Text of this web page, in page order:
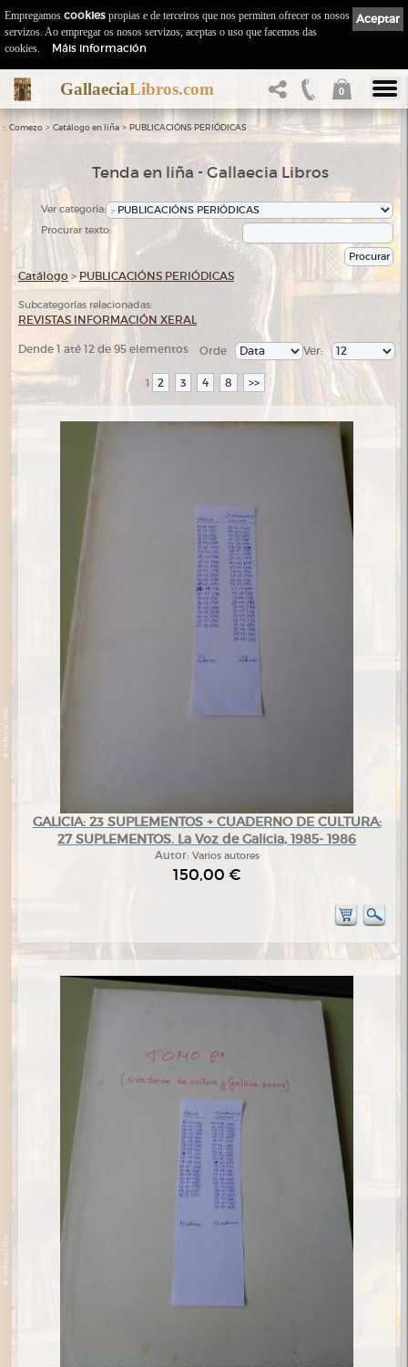
GallaeciaLibros.com 0
:: Comezo > Catálogo en liña > PUBLICACIÓNS PERIÓDICAS
Tenda en liña - Gallaecia Libros
Ver categoría:
Procurar texto:
Catálogo >PUBLICACIÓNS PERIÓDICAS
Subcategorías relacionadas:
REVISTAS INFORMACIÓN XERAL
Dende 1 até 12 de 95 elementos Ver:
Orde
1 2 3 4 8 >>
GALICIA: 23 SUPLEMENTOS + CUADERNO DE CULTURA:
27 SUPLEMENTOS. La Voz de Galicia, 1985- 1986
Autor: Varios autores
150,00 €
Aceptar
Empregamos cookies propias e de terceiros que nos permiten ofrecer os nosos
servizos. Ao empregar os nosos servizos, aceptas o uso que facemos das
cookies.
Máis información